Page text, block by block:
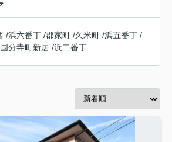
/浜六番丁 /郡家町 /久米町 /浜五番丁 /
国分寺町新居 /浜二番丁